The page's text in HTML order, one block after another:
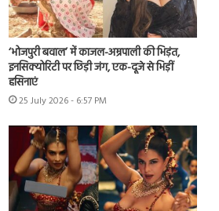
‘भोजपुरी बवाल’ में काजल-अम्रपाली की भिड़ंत,
इनसिक्योरिटी पर छिड़ी जंग, एक-दूजे से भिड़ीं
हसिनाएं
25 July 2026 - 6:57 PM